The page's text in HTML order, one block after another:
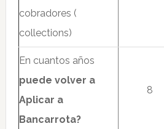
cobradores (
collections)
En cuantos años
puede volver a
Aplicar a
Bancarrota?
8